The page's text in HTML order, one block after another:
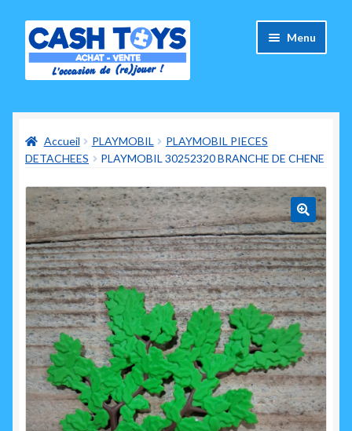
Aller
à
Aller
au
contenu
Menu
Carte Cadeau
Panier
Mes commandes
Mon compte
A propos de nous
Ouvrir
le
menu
enfant
Accueil PLAYMOBIL
PLAYMOBIL PIECES
DETACHEES
PLAYMOBIL 30252320 BRANCHE DE CHENE
🔍